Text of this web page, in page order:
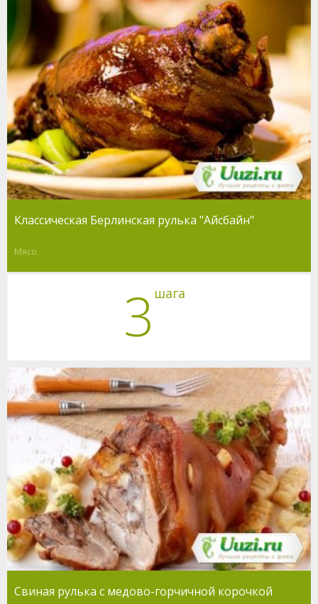
Классическая Берлинская рулька "Айсбайн"
Мясо
3 шага
Свиная рулька с медово-горчичной корочкой